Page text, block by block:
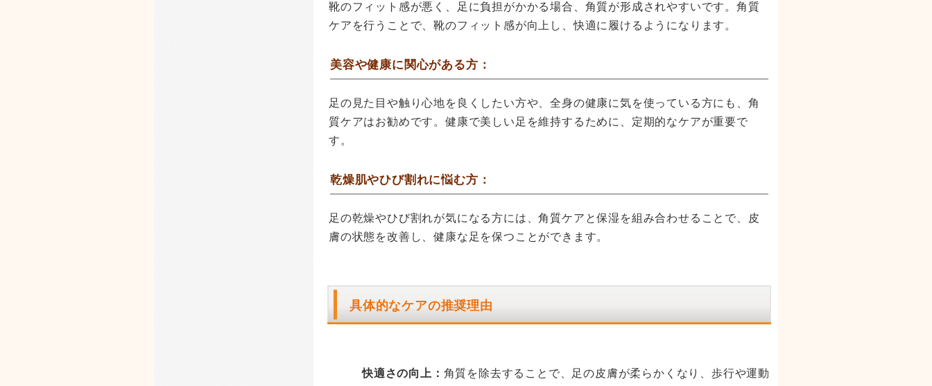
靴のフィット感が悪く、足に負担がかかる場合、角質が形成されやすいです。角質
ケアを行うことで、靴のフィット感が向上し、快適に履けるようになります。
美容や健康に関心がある方：
足の見た目や触り心地を良くしたい方や、全身の健康に気を使っている方にも、角
質ケアはお勧めです。健康で美しい足を維持するために、定期的なケアが重要で
す。
乾燥肌やひび割れに悩む方：
足の乾燥やひび割れが気になる方には、角質ケアと保湿を組み合わせることで、皮
膚の状態を改善し、健康な足を保つことができます。
具体的なケアの推奨理由
快適さの向上： 角質を除去することで、足の皮膚が柔らかくなり、歩行や運動